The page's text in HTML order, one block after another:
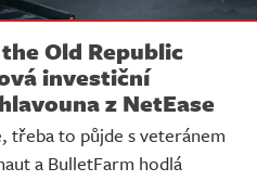
Old Republic
investiční
z NetEase
třeba to půjde s veteránem
a BulletFarm hodlá